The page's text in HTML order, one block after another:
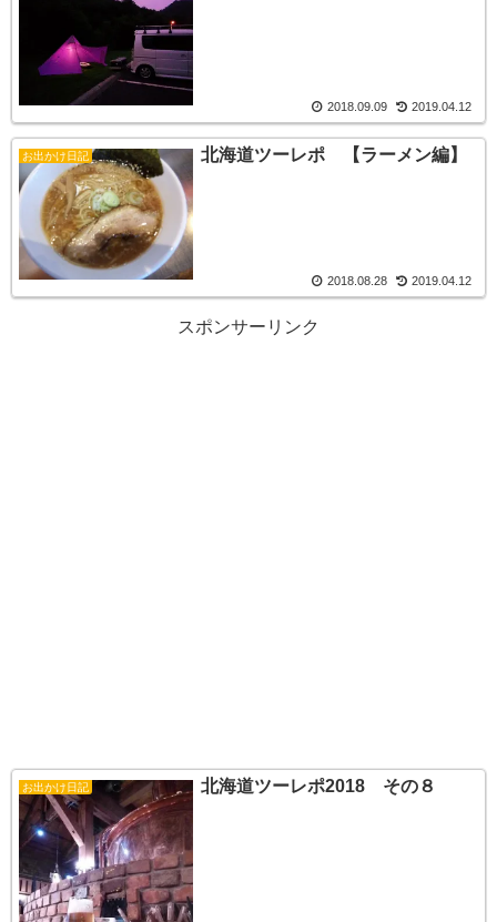
2018.09.09 2019.04.12
お出かけ日記 北海道ツーレポ 【ラーメン編】
2018.08.28 2019.04.12
スポンサーリンク
お出かけ日記 北海道ツーレポ2018 その８